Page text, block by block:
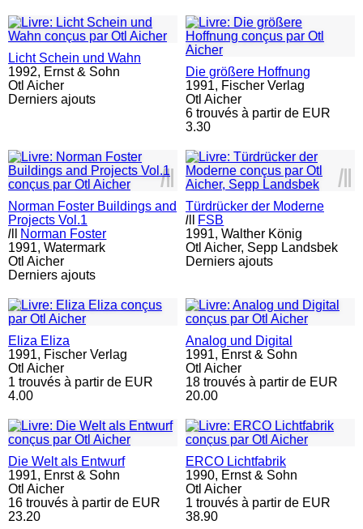
Licht Schein und Wahn
1992, Ernst & Sohn
Otl Aicher
Derniers ajouts
Die größere Hoffnung
1991, Fischer Verlag
Otl Aicher
6 trouvés à partir de EUR
3.30
lll
Norman Foster Buildings and
Projects Vol.1
l
Norman Foster
1991, Watermark
Otl Aicher
Derniers ajouts
lll
Türdrücker der Moderne
l
FSB
1991, Walther König
Otl Aicher, Sepp Landsbek
Derniers ajouts
Eliza Eliza
1991, Fischer Verlag
Otl Aicher
1 trouvés à partir de EUR
4.00
Analog und Digital
1991, Enrst & Sohn
Otl Aicher
18 trouvés à partir de EUR
20.00
Die Welt als Entwurf
1991, Enrst & Sohn
Otl Aicher
16 trouvés à partir de EUR
23.20
ERCO Lichtfabrik
1990, Ernst & Sohn
Otl Aicher
1 trouvés à partir de EUR
38.90